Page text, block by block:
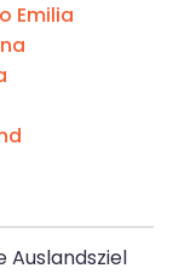
Emilia
Auslandsziel